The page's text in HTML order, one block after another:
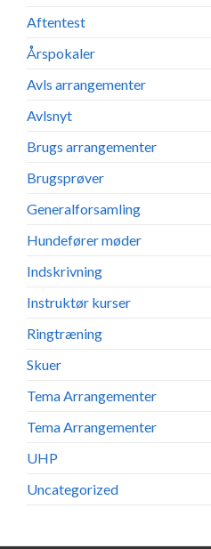
Aftentest
Årspokaler
Avls arrangementer
Avlsnyt
Brugs arrangementer
Brugsprøver
Generalforsamling
Hundefører møder
Indskrivning
Instruktør kurser
Ringtræning
Skuer
Tema Arrangementer
Tema Arrangementer
UHP
Uncategorized